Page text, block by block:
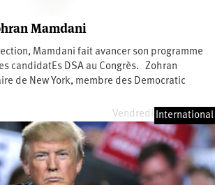
Mamdani
Mamdani fait avancer son programme
candidatEs DSA au Congrès. Zohran
de New York, membre des Democratic
Vendredi 3 juillet 2026
International